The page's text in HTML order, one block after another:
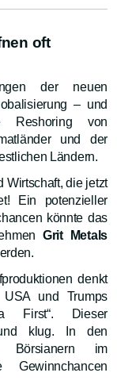
oft
der neuen
– und
Reshoring von
und der
Ländern.
Wirtschaft, die jetzt
Ein potenzieller
könnte das
Grit Metals
denkt
und Trumps
First“. Dieser
klug. In den
Börsianern im
Gewinnchancen